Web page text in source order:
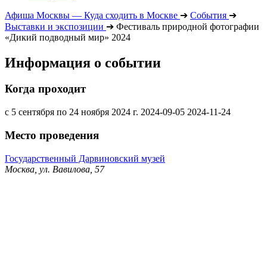
Афиша Москвы — Куда сходить в Москве ➔ События ➔
Выставки и экспозиции ➔ Фестиваль природной фотографии
«Дикий подводный мир» 2024
Информация о событии
Когда проходит
с 5 сентября по 24 ноября 2024 г. 2024-09-05 2024-11-24
Место проведения
Государственный Дарвиновский музей
Москва, ул. Вавилова, 57